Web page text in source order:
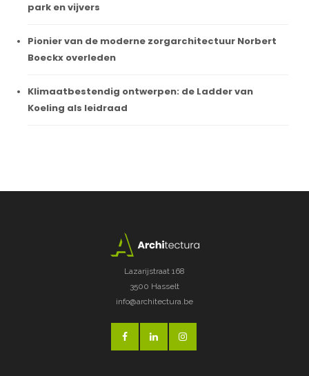
park en vijvers
Pionier van de moderne zorgarchitectuur Norbert
Boeckx overleden
Klimaatbestendig ontwerpen: de Ladder van
Koeling als leidraad
Lazarijstraat 168
3500 Hasselt
info@architectura.be